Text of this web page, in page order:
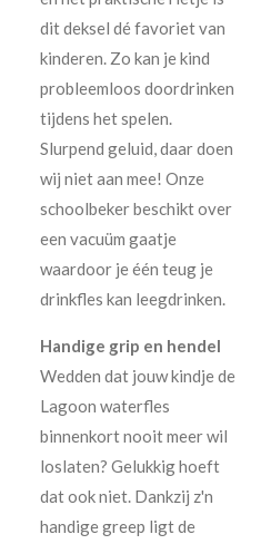
dit deksel dé favoriet van
kinderen. Zo kan je kind
probleemloos doordrinken
tijdens het spelen.
Slurpend geluid, daar doen
wij niet aan mee! Onze
schoolbeker beschikt over
een vacuüm gaatje
waardoor je één teug je
drinkfles kan leegdrinken.
Handige grip en hendel
Wedden dat jouw kindje de
Lagoon waterfles
binnenkort nooit meer wil
loslaten? Gelukkig hoeft
dat ook niet. Dankzij z'n
handige greep ligt de